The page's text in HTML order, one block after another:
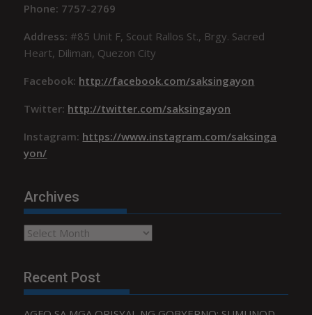
Phone: 7757-2769
Address:#85 Unit F, Scout Rallos St., Brgy. Sacred
Heart, Diliman, Quezon City
Facebook: http://facebook.com/saksingayon
Twitter: http://twitter.com/saksingayon
Instagram: https://www.instagram.com/saksinga
yon/
Archives
Archives
Recent Post